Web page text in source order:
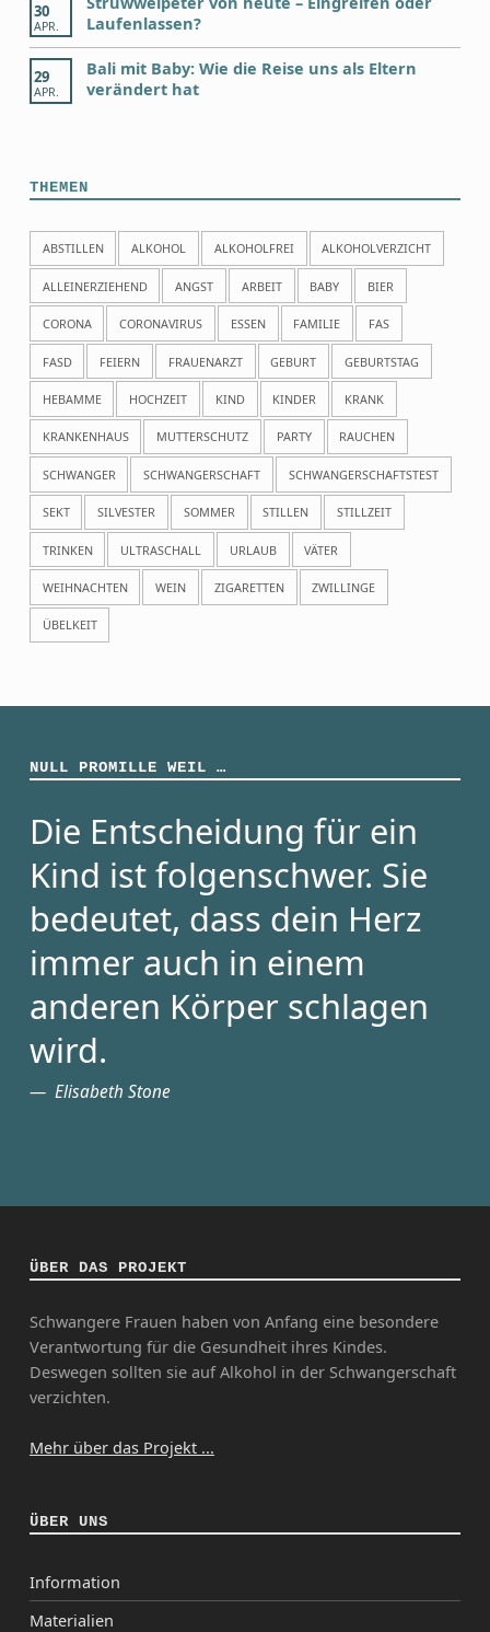
30
APR.
Laufenlassen?
29
APR.
Bali mit Baby: Wie die Reise uns als Eltern
verändert hat
THEMEN
ABSTILLEN ALKOHOL ALKOHOLFREI ALKOHOLVERZICHT
ALLEINERZIEHEND ANGST ARBEIT BABY BIER
CORONA CORONAVIRUS ESSEN FAMILIE FAS
FASD FEIERN FRAUENARZT GEBURT GEBURTSTAG
HEBAMME HOCHZEIT KIND KINDER KRANK
KRANKENHAUS MUTTERSCHUTZ PARTY RAUCHEN
SCHWANGER SCHWANGERSCHAFT SCHWANGERSCHAFTSTEST
SEKT SILVESTER SOMMER STILLEN STILLZEIT
TRINKEN ULTRASCHALL URLAUB VÄTER
WEIHNACHTEN WEIN ZIGARETTEN ZWILLINGE
ÜBELKEIT
NULL PROMILLE WEIL …
Die Entscheidung für ein
Kind ist folgenschwer. Sie
bedeutet, dass dein Herz
immer auch in einem
anderen Körper schlagen
wird.
Elisabeth Stone
ÜBER DAS PROJEKT
Schwangere Frauen haben von Anfang eine besondere
Verantwortung für die Gesundheit ihres Kindes.
Deswegen sollten sie auf Alkohol in der Schwangerschaft
verzichten.
Mehr über das Projekt ...
ÜBER UNS
Information
Materialien